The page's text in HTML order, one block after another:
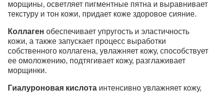
морщины, осветляет пигментные пятна и выравнивает
текстуру и тон кожи, придает коже здоровое сияние.
Коллаген обеспечивает упругость и эластичность
кожи, а также запускает процесс выработки
собственного коллагена, увлажняет кожу, способствует
ее омоложению, подтягивает кожу, разглаживает
морщинки.
Гиалуроновая кислота интенсивно увлажняет кожу,